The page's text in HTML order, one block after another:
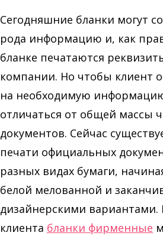
Сегодняшние бланки могут
рода информацию и, как
бланке печатаются
компании. Но чтобы клиент
на необходимую
отличаться от общей массы
документов. Сейчас
печати официальных
разных видах бумаги,
белой мелованной и
дизайнерскими
клиента бланки фирменные